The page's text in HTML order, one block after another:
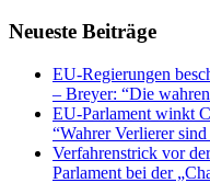
Neueste Beiträge
EU-Regierungen
– Breyer: “Die
EU-Parlament winkt
“Wahrer Verlierer
Verfahrenstrick vor
Parlament bei der